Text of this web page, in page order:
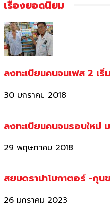
เรื่องยอดนิยม
ลงทะเบียนคนจนเฟส 2 เริ่
30 มกราคม 2018
ลงทะเบียนคนจนรอบใหม่
29 พฤษภาคม 2018
สยบดราม่าโบกาตอร์ -กุน
26 มกราคม 2023